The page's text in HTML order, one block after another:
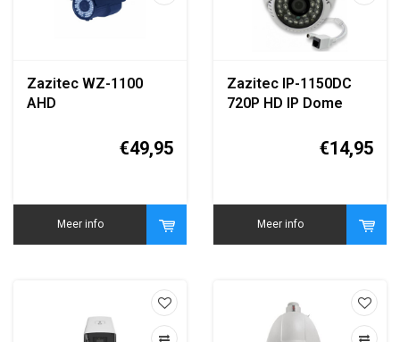
Zazitec WZ-1100
AHD
960P IR Nachtzicht
€49,95
Meer info
Zazitec IP-1150DC
720P HD IP Dome
€14,95
Meer info